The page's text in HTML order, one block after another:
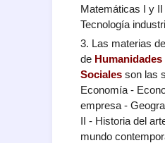
Matemáticas I y
Tecnología
3. Las materias
de
Sociales son las
Economía -
empresa -
II - Historia del
mundo